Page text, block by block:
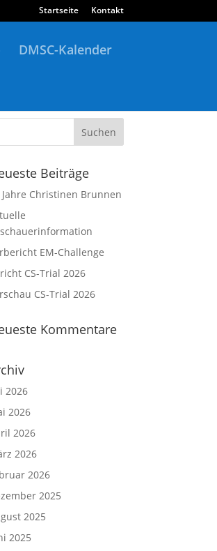
Startseite Kontakt
DMSC-Kalender
Beiträge
Jahre Christinen Brunnen
EM-Challenge
CS-Trial 2026
CS-Trial 2026
Kommentare
2026
2026
2026
2026
2026
2025
2025
2025